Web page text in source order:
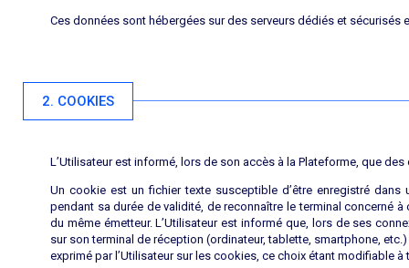
Ces données sont hébergées sur des serveurs dédiés et sécurisés
2. COOKIES
L’Utilisateur est informé, lors de son accès à la Plateforme, que
Un cookie est un fichier texte susceptible d’être enregistré
pendant sa durée de validité, de reconnaître le terminal concerné
du même émetteur. L’Utilisateur est informé que, lors de ses
sur son terminal de réception (ordinateur, tablette, smartphone,
exprimé par l’Utilisateur sur les cookies, ce choix étant modifiable à